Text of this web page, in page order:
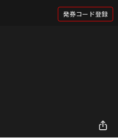
発券コード登録